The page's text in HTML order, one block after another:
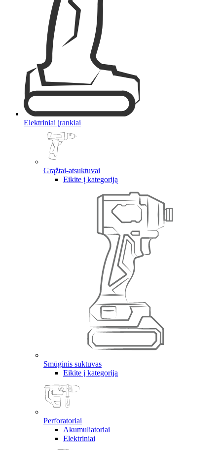
Elektriniai įrankiai
Grąžtai-atsuktuvai
Eikite į kategoriją
Smūginis suktuvas
Eikite į kategoriją
Perforatoriai
Akumuliatoriai
Elektriniai